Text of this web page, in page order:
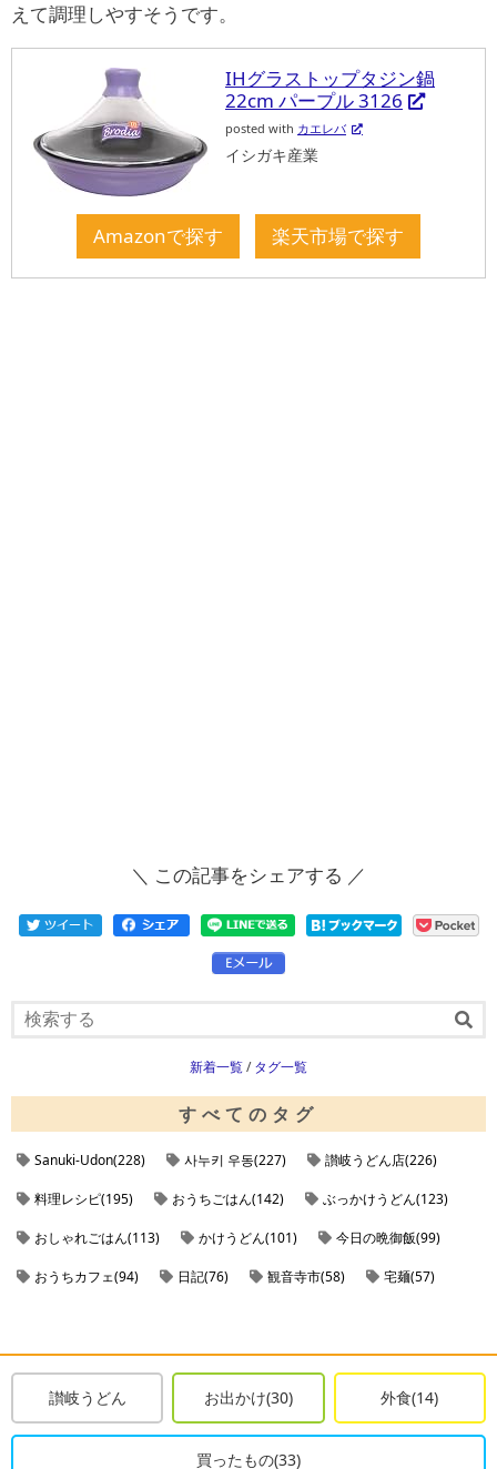
えて調理しやすそうです。
IHグラストップタジン鍋
22cm パープル 3126
posted with カエレバ
イシガキ産業
Amazonで探す 楽天市場で探す
＼ この記事をシェアする ／
新着一覧/タグ一覧
すべてのタグ
Sanuki-Udon(228) 사누키 우동(227) 讃岐うどん店(226)
料理レシピ(195) おうちごはん(142) ぶっかけうどん(123)
おしゃれごはん(113) かけうどん(101) 今日の晩御飯(99)
おうちカフェ(94) 日記(76) 観音寺市(58) 宅麺(57)
肉うどん(49) ざるうどん(41) ケーキレシピ(41)
丸亀市(40) 丸亀市のうどん店(38) 観音寺市のうどん店(37)
今日の朝ごはん(35) 三豊市(33) 日記レシピ(33)
讃岐うどん お出かけ(30) 外食(14)
買ったもの(33)